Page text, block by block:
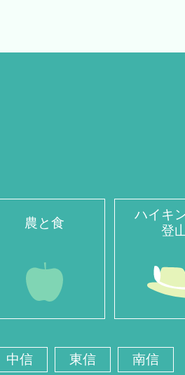
農と食
ハイキ
登
中信 東信 南信